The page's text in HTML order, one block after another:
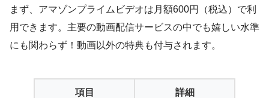
まず、アマゾンプライムビデオは月額600円（税込）で利
用できます。主要の動画配信サービスの中でも嬉しい水準
にも関わらず！動画以外の特典も付与されます。
項目 詳細